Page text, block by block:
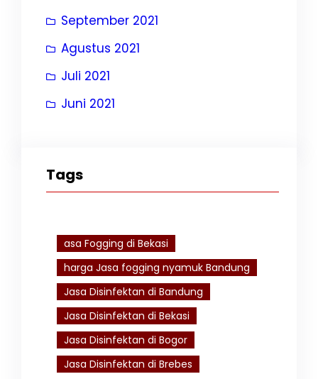
September 2021
Agustus 2021
Juli 2021
Juni 2021
Tags
asa Fogging di Bekasi
harga Jasa fogging nyamuk Bandung
Jasa Disinfektan di Bandung
Jasa Disinfektan di Bekasi
Jasa Disinfektan di Bogor
Jasa Disinfektan di Brebes